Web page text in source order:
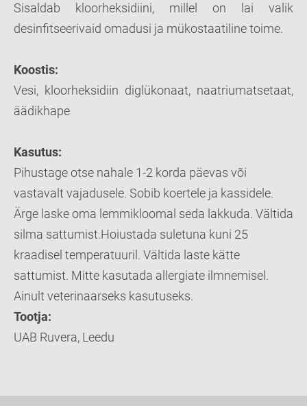
Sisaldab kloorheksidiini, millel on lai valik
desinfitseerivaid omadusi ja mükostaatiline toime.
Koostis:
Vesi, kloorheksidiin diglükonaat, naatriumatsetaat,
äädikhape
Kasutus:
Pihustage otse nahale 1-2 korda päevas või
vastavalt vajadusele. Sobib koertele ja kassidele.
Ärge laske oma lemmikloomal seda lakkuda. Vältida
silma sattumist.Hoiustada suletuna kuni 25
kraadisel temperatuuril. Vältida laste kätte
sattumist. Mitte kasutada allergiate ilmnemisel.
Ainult veterinaarseks kasutuseks.
Tootja:
UAB Ruvera, Leedu